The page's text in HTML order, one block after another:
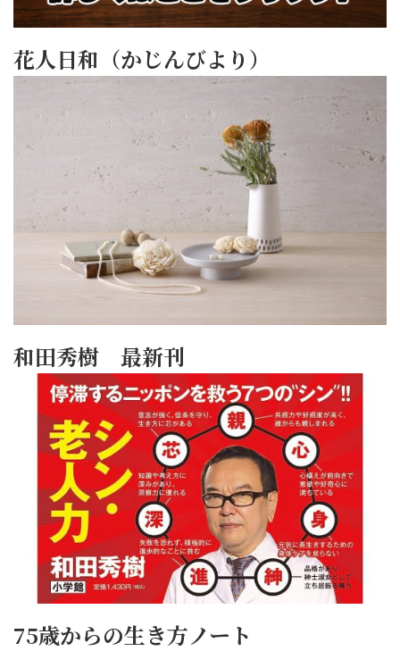
花人日和（かじんびより）
和田秀樹 最新刊
75歳からの生き方ノート